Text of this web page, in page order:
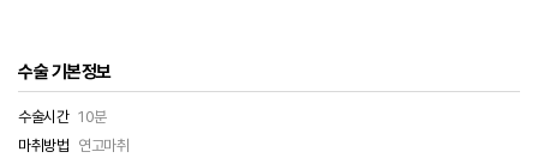
수술 기본정보
수술시간 10분
마취방법 연고마취